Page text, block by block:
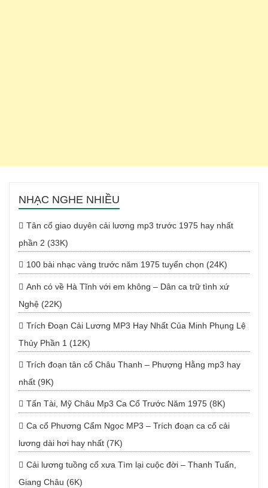
NHẠC NGHE NHIỀU
Tân cổ giao duyên cải lương mp3 trước 1975 hay nhất
phần 2 (33K)
100 bài nhạc vàng trước năm 1975 tuyển chọn (24K)
Anh có về Hà Tĩnh với em không – Dân ca trữ tình xứ
Nghệ (22K)
Trích Đoạn Cải Lương MP3 Hay Nhất Của Minh Phụng Lệ
Thủy Phần 1 (12K)
Trích đoạn tân cổ Châu Thanh – Phượng Hằng mp3 hay
nhất (9K)
Tấn Tài, Mỹ Châu Mp3 Ca Cổ Trước Năm 1975 (8K)
Ca cổ Phương Cẩm Ngọc MP3 – Trích đoạn ca cổ cải
lương dài hơi hay nhất (7K)
Cải lương tuồng cổ xưa Tìm lại cuộc đời – Thanh Tuấn,
Giang Châu (6K)